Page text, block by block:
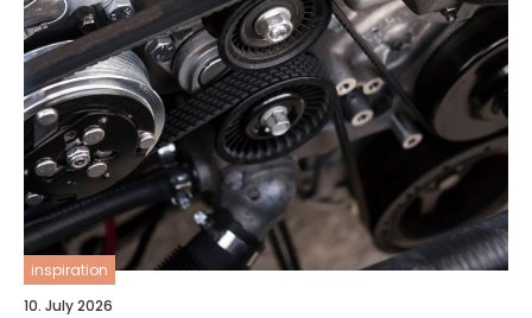
inspiration
10. July 2026